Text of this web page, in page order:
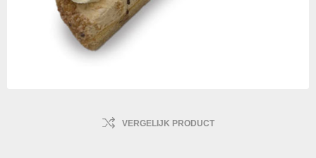
VERGELIJK PRODUCT